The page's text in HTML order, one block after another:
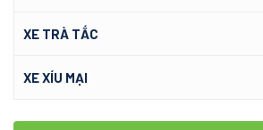
XE TRÀ TẮC
XE XÍU MẠI